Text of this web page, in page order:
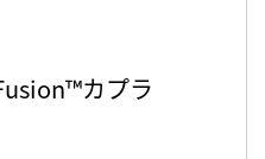
カプラ